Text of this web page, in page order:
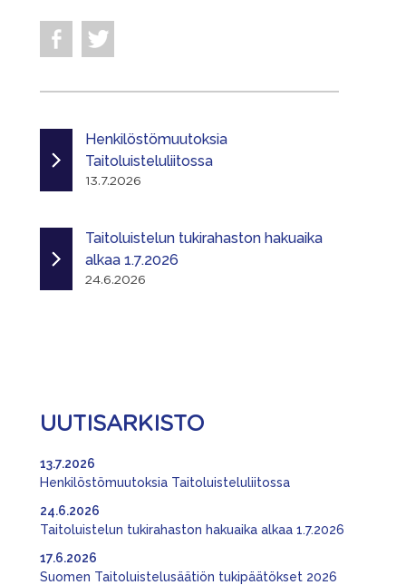
Henkilöstömuutoksia
Taitoluisteluliitossa
13.7.2026
Taitoluistelun tukirahaston hakuaika
alkaa 1.7.2026
24.6.2026
UUTISARKISTO
Henkilöstömuutoksia Taitoluisteluliitossa
13.7.2026
Taitoluistelun tukirahaston hakuaika alkaa 1.7.2026
24.6.2026
Suomen Taitoluistelusäätiön tukipäätökset 2026
17.6.2026